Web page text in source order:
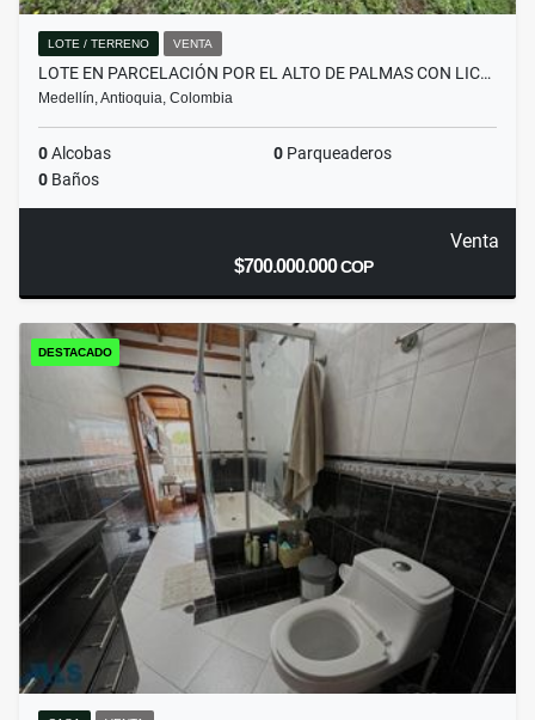
LOTE / TERRENO VENTA
LOTE EN PARCELACIÓN POR EL ALTO DE PALMAS CON LIC…
Medellín, Antioquia, Colombia
0Alcobas 0 Parqueaderos
0 Baños
Venta
$700.000.000COP
DESTACADO